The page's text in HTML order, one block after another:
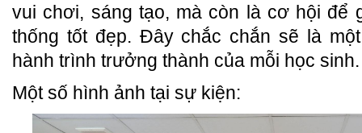
vui chơi, sáng tạo, mà còn là cơ hội để
thống tốt đẹp. Đây chắc chắn sẽ là
hành trình trưởng thành của mỗi học sinh.
Một số hình ảnh tại sự kiện: